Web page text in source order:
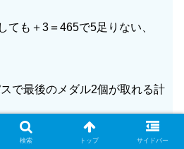
ても＋3＝465で5足りない、
で最後のメダル2個が取れる計
ル消費10までで合計経験値1
検索 トップ サイドバー